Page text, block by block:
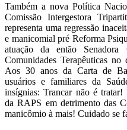
Também a nova Política
Comissão Intergestora
representa uma regressão
e manicomial pré Reforma
atuação da então
Comunidades Terapêuticas
Aos 30 anos da Carta de
usuários e familiares da
insígnias: Trancar não é
da RAPS em detrimento das
manicômio à mais! Cuidado se